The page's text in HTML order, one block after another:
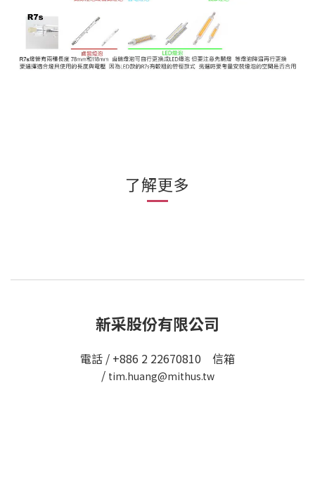
了解更多
新采股份有限公司
電話 / +886 2 22670810 信箱
/ tim.huang@mithus.tw